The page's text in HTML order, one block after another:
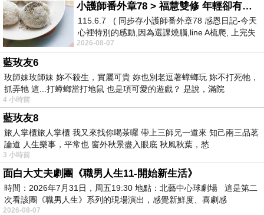
上一篇：今天上午，柬埔寨宣教士遇到啥困難挑戰
下一篇：從以下圖片，何解柬埔寨宣教士合規法，仍可高調進行，當中政府想暗算什麼
小護師番外章78 > 福慧雙修 年輕卻有個老靈魂 ㄑ金剛經〉podcast
115.6.7 ( 同步存小護師番外章78 感恩日記-今天
心裡特別的感動,因為選課燒腦,line A梳爬, 上完失
智課的她,特來傾
2026-08-07
藍玫友6
玫師妹玫師妹 妳不殺生，實屬可貴 妳也別老逗著蟑螂玩 妳不打死牠，
抓弄牠 這...打蟑螂當打地鼠 也是項可愛的遊戲？ 是說，滿院
4 小時前
藍玫友8
旅人掌櫃旅人掌櫃 我又來找你喝茶囉 帶上三師兄一道來 知己兩三品茗
論道 人生樂事，平常也 窗外秋景盡入眼底 秋風秋葉，愁
3 小時前
面白大丈夫劇團《職男人生11-開始新生活》
時間：2026年7月31日，周五19:30 地點：北藝中心球劇場 這是第二
次看該團《職男人生》系列的現場演出，感覺新鮮度、喜劇感
2026-08-07